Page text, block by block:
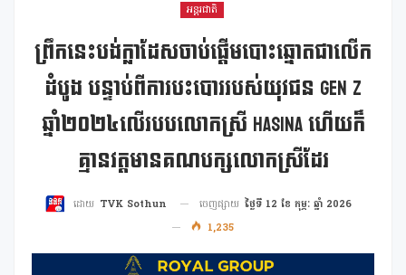
អន្តរជាតិ
ព្រឹកនេះបង់ក្លាដែសចាប់ផ្តើមបោះឆ្នោតជាលើក
ដំបូង បន្ទាប់ពីការបះបោររបស់យុវជន Gen Z
ឆ្នាំ២០២៤លើរបបលោកស្រី Hasina ហើយក៏
គ្មានវត្តមានគណបក្សលោកស្រីដែរ
ដោយ TVK Sothun ចេញផ្សាយ ថ្ងៃទី 12 ខែ កុម្ភៈ ឆ្នាំ 2026
1,235